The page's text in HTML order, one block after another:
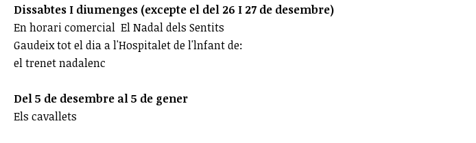
Dissabtes I diumenges (excepte el del 26 I 27 de desembre)
En horari comercial El Nadal dels Sentits
Gaudeix tot el dia a l'Hospitalet de l'lnfant de:
el trenet nadalenc
Del 5 de desembre al 5 de gener
Els cavallets